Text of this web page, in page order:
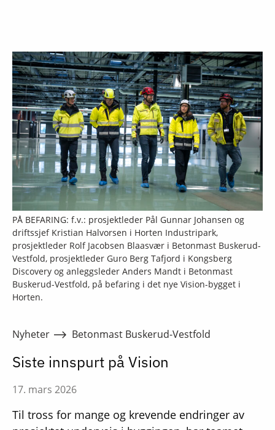
PÅ BEFARING: f.v.: prosjektleder Pål Gunnar Johansen og
driftssjef Kristian Halvorsen i Horten Industripark,
prosjektleder Rolf Jacobsen Blaasvær i Betonmast Buskerud-
Vestfold, prosjektleder Guro Berg Tafjord i Kongsberg
Discovery og anleggsleder Anders Mandt i Betonmast
Buskerud-Vestfold, på befaring i det nye Vision-bygget i
Horten.
Nyheter Betonmast Buskerud-Vestfold
Siste innspurt på Vision
17. mars 2026
Til tross for mange og krevende endringer av